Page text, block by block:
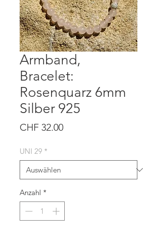
Armband,
Bracelet:
Rosenquarz 6mm
Silber 925
CHF 32.00Preis
UNI 29 *
Anzahl *